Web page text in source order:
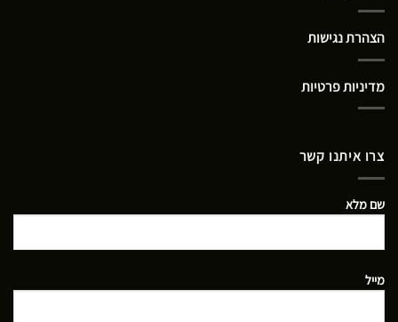
הצהרת נגישות
מדיניות פרטיות
צרו איתנו קשר
שם מלא
מייל